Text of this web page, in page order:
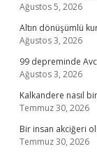
Ağustos 5, 2026
Altın dönüşümlü
Ağustos 3, 2026
99 depreminde
Ağustos 3, 2026
Kalkandere nasıl
Temmuz 30, 2026
Bir insan akciğeri
Temmuz 30, 2026